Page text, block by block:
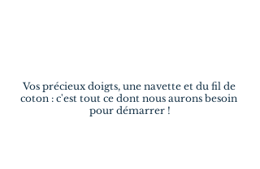
Vos précieux doigts, une navette et du fil de
coton : c'est tout ce dont nous aurons besoin
pour démarrer !